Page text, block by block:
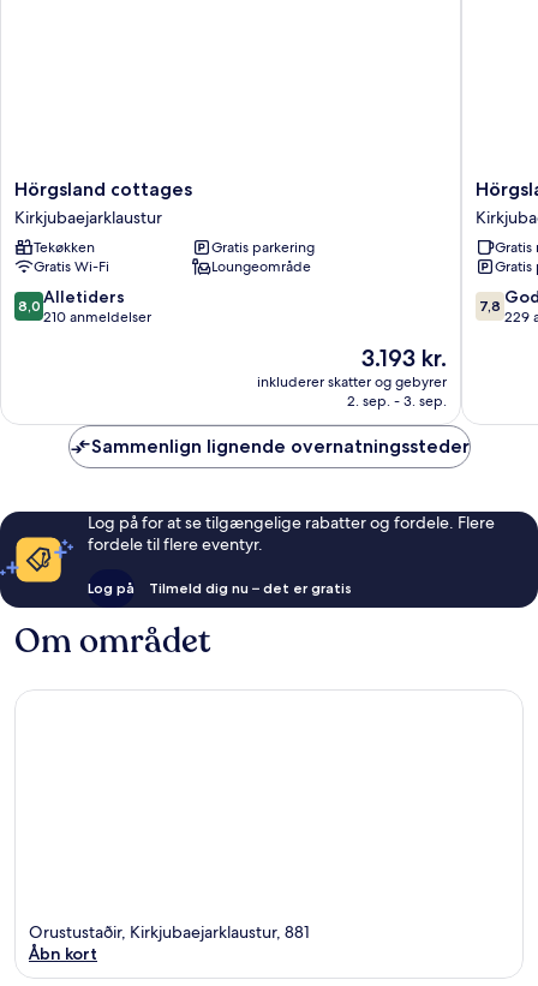
Hörgsland
cottages
Kirkjubaejarklaustur
Hörgsland cottages
Kirkjubaejarklaustur
Tekøkken
Gratis parkering
Gratis Wi-Fi
Loungeområde
8.0
ud
anmeldelser
8,0 Alletiders
210 anmeldelser
Prisen
3.193 kr.
3.193 kr.
inkluderer skatter og gebyrer
2. sep. - 3. sep.
Gratis
Gratis
7.8
ud
7,8
229
Sammenlign lignende overnatningssteder
Log på for at se tilgængelige rabatter og fordele. Flere
fordele til flere eventyr.
Log på Tilmeld dig nu – det er gratis
Om området
Orustustaðir, Kirkjubaejarklaustur, 881
Åbn kort